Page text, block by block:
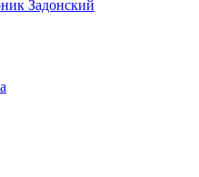
Задонский